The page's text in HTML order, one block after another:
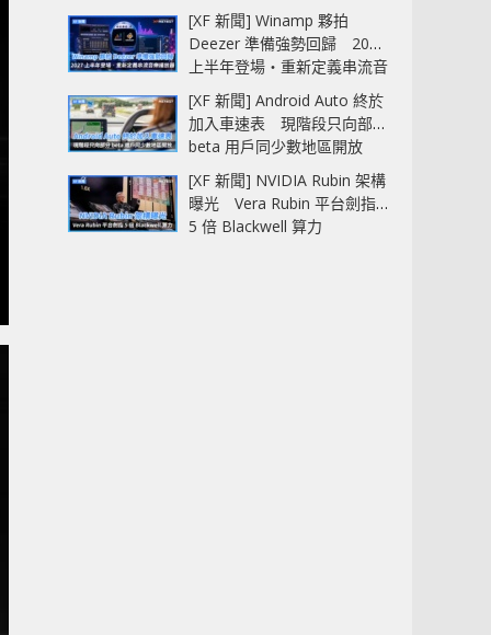
[XF 新聞] Winamp 夥拍
Deezer 準備強勢回歸 2027
上半年登場‧重新定義串流音
樂播放器
[XF 新聞] Android Auto 終於
加入車速表 現階段只向部分
beta 用戶同少數地區開放
[XF 新聞] NVIDIA Rubin 架構
曝光 Vera Rubin 平台劍指
5 倍 Blackwell 算力